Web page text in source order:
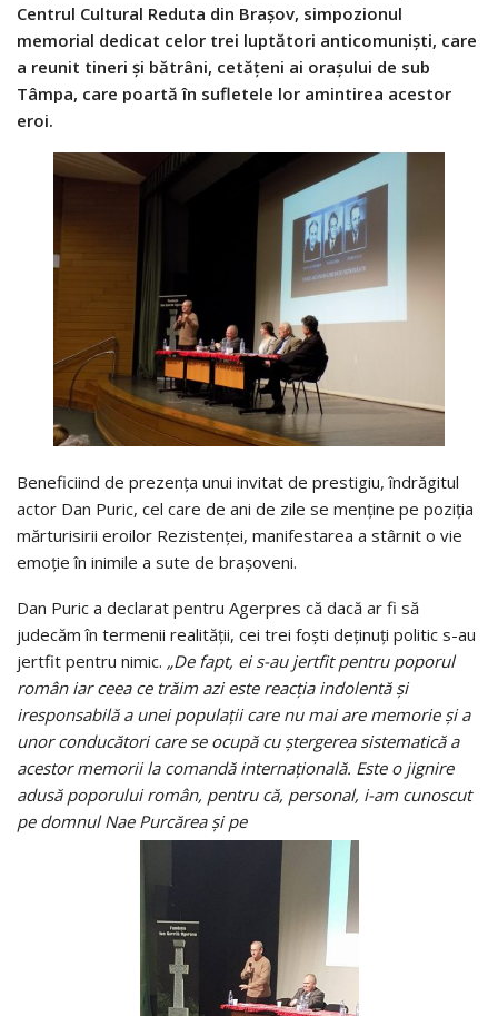
Centrul Cultural Reduta din Braşov, simpozionul
memorial dedicat celor trei luptători anticomunişti, care
a reunit tineri şi bătrâni, cetăţeni ai oraşului de sub
Tâmpa, care poartă în sufletele lor amintirea acestor
eroi.
Beneficiind de prezenţa unui invitat de prestigiu, îndrăgitul
actor Dan Puric, cel care de ani de zile se menţine pe poziţia
mărturisirii eroilor Rezistenţei, manifestarea a stârnit o vie
emoţie în inimile a sute de braşoveni.
Dan Puric a declarat pentru Agerpres că dacă ar fi să
judecăm în termenii realităţii, cei trei foşti deţinuţi politic s-au
jertfit pentru nimic. „De fapt, ei s-au jertfit pentru poporul
român iar ceea ce trăim azi este reacţia indolentă şi
iresponsabilă a unei populaţii care nu mai are memorie şi a
unor conducători care se ocupă cu ştergerea sistematică a
acestor memorii la comandă internaţională. Este o jignire
adusă poporului român, pentru că, personal, i-am cunoscut
pe domnul Nae Purcărea şi pe